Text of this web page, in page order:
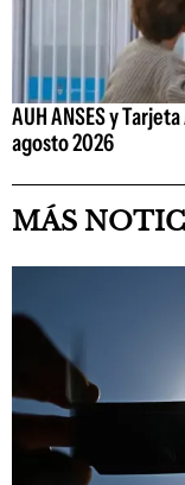
AUH ANSES y
agosto 2026
MÁS